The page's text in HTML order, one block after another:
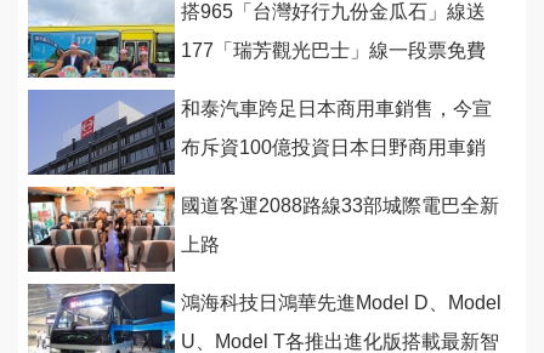
搭965「台灣好行九份金瓜石」線送
177「瑞芳觀光巴士」線一段票免費
和泰汽車跨足日本商用車銷售，今宣
布斥資100億投資日本日野商用車銷
國道客運2088路線33部城際電巴全新
上路
鴻海科技日鴻華先進Model D、Model
U、Model T各推出進化版搭載最新智